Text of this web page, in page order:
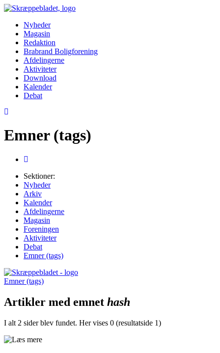
Nyheder
Magasin
Redaktion
Brabrand Boligforening
Afdelingerne
Aktiviteter
Download
Kalender
Debat
Emner (tags)
Sektioner:
Nyheder
Arkiv
Kalender
Afdelingerne
Magasin
Foreningen
Aktiviteter
Debat
Emner (tags)
Emner (tags)
Artikler med emnet hash
I alt 2 sider blev fundet. Her vises 0 (resultatside 1)